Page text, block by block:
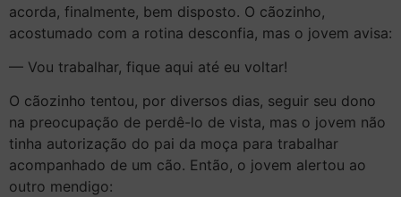
acorda, finalmente, bem disposto. O cãozinho,
acostumado com a rotina desconfia, mas o jovem avisa:
— Vou trabalhar, fique aqui até eu voltar!
O cãozinho tentou, por diversos dias, seguir seu dono
na preocupação de perdê-lo de vista, mas o jovem não
tinha autorização do pai da moça para trabalhar
acompanhado de um cão. Então, o jovem alertou ao
outro mendigo: